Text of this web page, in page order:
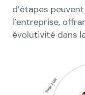
d’étapes
l’entreprise,
évolutivité dans